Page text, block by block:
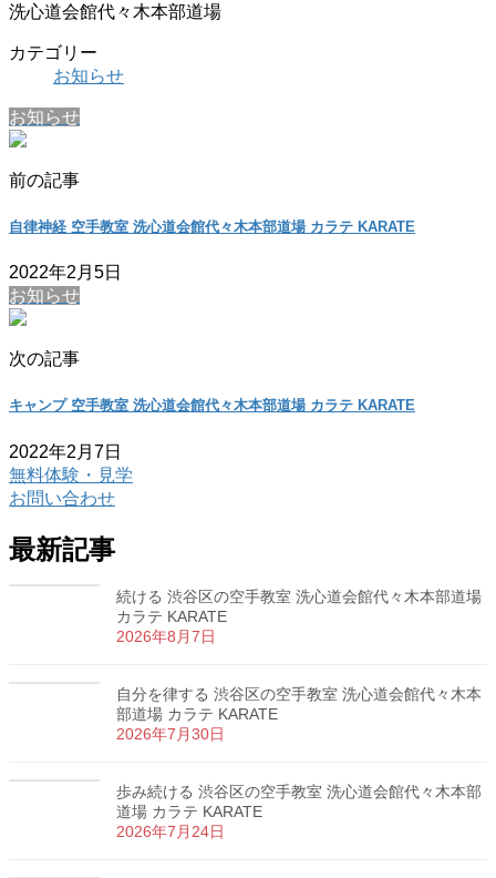
洗心道会館代々木本部道場
カテゴリー
お知らせ
お知らせ
前の記事
自律神経 空手教室 洗心道会館代々木本部道場 カラテ KARATE
2022年2月5日
お知らせ
次の記事
キャンプ 空手教室 洗心道会館代々木本部道場 カラテ KARATE
2022年2月7日
無料体験・見学
お問い合わせ
最新記事
続ける 渋谷区の空手教室 洗心道会館代々木本部道場
カラテ KARATE
2026年8月7日
自分を律する 渋谷区の空手教室 洗心道会館代々木本
部道場 カラテ KARATE
2026年7月30日
歩み続ける 渋谷区の空手教室 洗心道会館代々木本部
道場 カラテ KARATE
2026年7月24日